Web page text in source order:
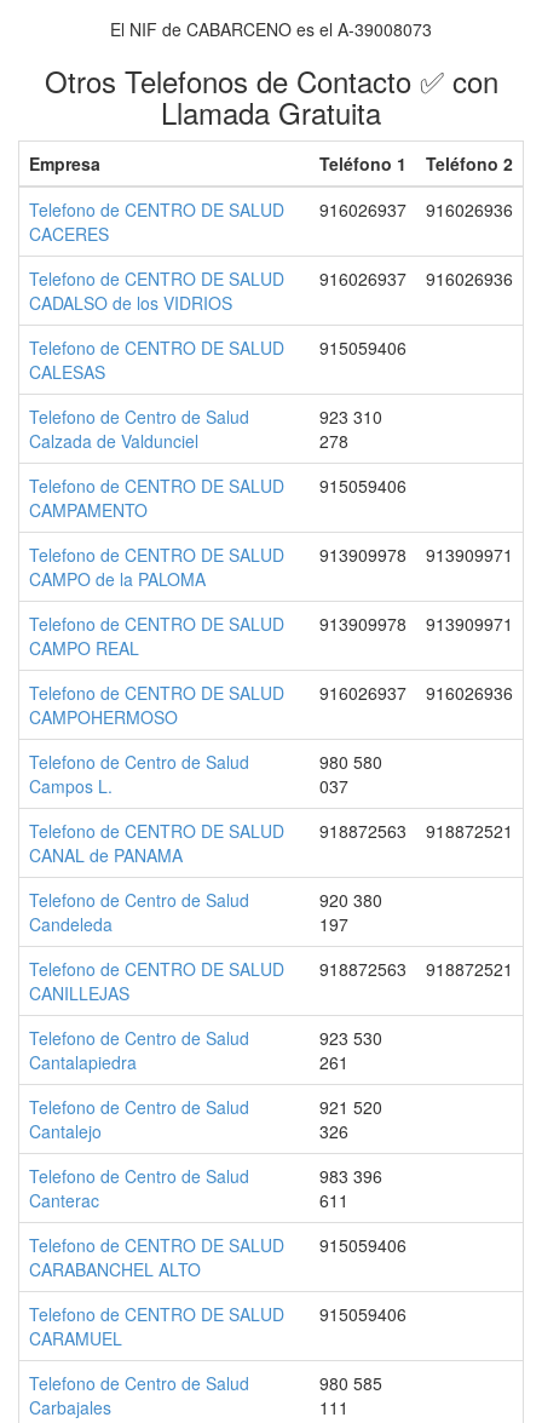
El NIF de CABARCENO es el A-39008073
Otros Telefonos de Contacto ✅ con
Llamada Gratuita
Empresa Teléfono 1
Teléfono 2
Telefono de CENTRO DE SALUD
CACERES
916026937 916026936
Telefono de CENTRO DE SALUD
CADALSO de los VIDRIOS
916026937 916026936
Telefono de CENTRO DE SALUD
CALESAS
915059406
Telefono de Centro de Salud
Calzada de Valdunciel
923 310
278
Telefono de CENTRO DE SALUD
CAMPAMENTO
915059406
Telefono de CENTRO DE SALUD
CAMPO de la PALOMA
913909978 913909971
Telefono de CENTRO DE SALUD
CAMPO REAL
913909978 913909971
Telefono de CENTRO DE SALUD
CAMPOHERMOSO
916026937 916026936
Telefono de Centro de Salud
Campos L.
980 580
037
Telefono de CENTRO DE SALUD
CANAL de PANAMA
918872563 918872521
Telefono de Centro de Salud
Candeleda
920 380
197
Telefono de CENTRO DE SALUD
CANILLEJAS
918872563 918872521
Telefono de Centro de Salud
Cantalapiedra
923 530
261
Telefono de Centro de Salud
Cantalejo
921 520
326
Telefono de Centro de Salud
Canterac
983 396
611
Telefono de CENTRO DE SALUD
CARABANCHEL ALTO
915059406
Telefono de CENTRO DE SALUD
CARAMUEL
915059406
Telefono de Centro de Salud
Carbajales
980 585
111